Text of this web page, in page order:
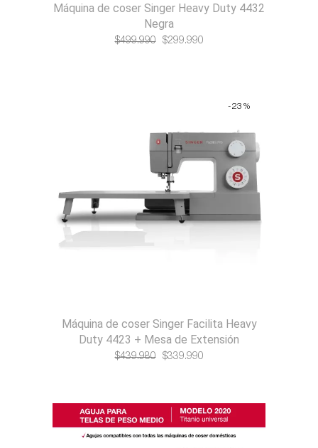
Máquina de coser Singer Heavy Duty 4432
Negra
$499.990
El
$299.990El
-23%
Máquina de coser Singer Facilita Heavy
Duty 4423 + Mesa de Extensión
$439.980
El
$439.980.
$339.990El
es:
$339.990.